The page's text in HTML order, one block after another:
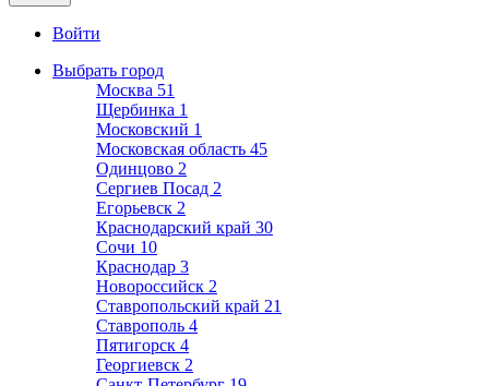
Войти
Выбрать город
Москва 51
Щербинка 1
Московский 1
Московская область 45
Одинцово 2
Сергиев Посад 2
Егорьевск 2
Краснодарский край 30
Сочи 10
Краснодар 3
Новороссийск 2
Ставропольский край 21
Ставрополь 4
Пятигорск 4
Георгиевск 2